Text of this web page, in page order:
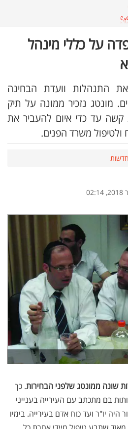
על כללי מינהל
התנהלות וועדת הבחינה
מונטג נזכיר ממונה על תיק
קשה עד כדי איום להעביר את
ולטיפול משרד הפנים.
חדשות
שונה ממונטג שלפני הבחירות. כך
בם מתכתב עם העירייה בענייני
יו"ר ועד כוח אדם בעירייה. בימיו